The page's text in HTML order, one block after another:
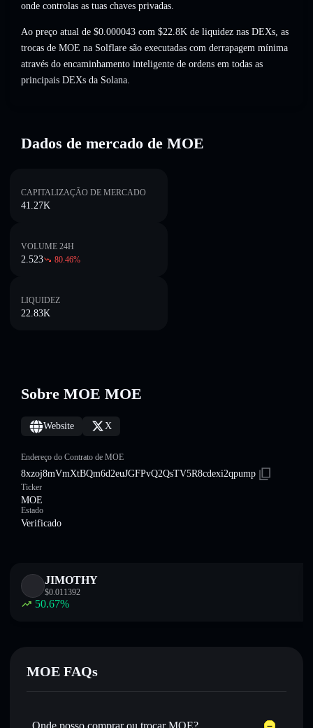
onde controlas as tuas chaves privadas.
Ao preço atual de $0.000043 com $22.8K de liquidez nas DEXs, as
trocas de MOE na Solflare são executadas com derrapagem mínima
através do encaminhamento inteligente de ordens em todas as
principais DEXs da Solana.
Dados de mercado de MOE
CAPITALIZAÇÃO DE MERCADO
41.27K
VOLUME 24H
2.523 80.46%
LIQUIDEZ
22.83K
Sobre MOE MOE
Website X
Endereço do Contrato de MOE
8xzoj8mVmXtBQm6d2euJGFPvQ2QsTV5R8cdexi2qpump
Ticker
MOE
Estado
Verificado
JIMOTHY
$0.011392
50.67%
MOE FAQs
Onde posso comprar ou trocar MOE?